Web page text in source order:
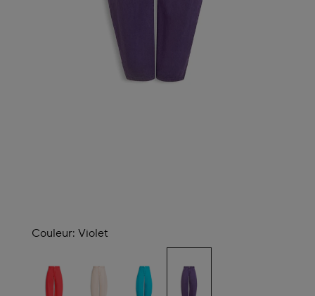
Couleur: Violet
selected